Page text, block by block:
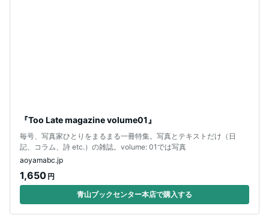
『Too Late magazine volume01』
毎号、写真家ひとりをまるまる一冊特集。写真とテキストだけ（日
記、コラム、詩 etc.）の雑誌。volume: 01では写真
aoyamabc.jp
1,650 円
青山ブックセンター本店で購入する